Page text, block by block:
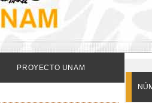
PROYECTO UNAM